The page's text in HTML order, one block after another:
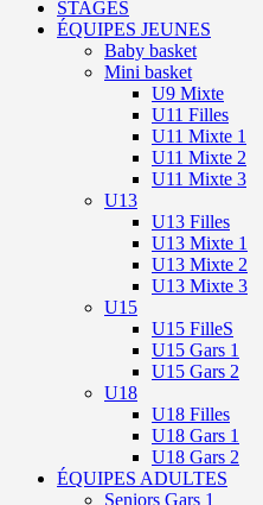
STAGES
ÉQUIPES JEUNES
Baby basket
Mini basket
U9 Mixte
U11 Filles
U11 Mixte 1
U11 Mixte 2
U11 Mixte 3
U13
U13 Filles
U13 Mixte 1
U13 Mixte 2
U13 Mixte 3
U15
U15 FilleS
U15 Gars 1
U15 Gars 2
U18
U18 Filles
U18 Gars 1
U18 Gars 2
ÉQUIPES ADULTES
Seniors Gars 1